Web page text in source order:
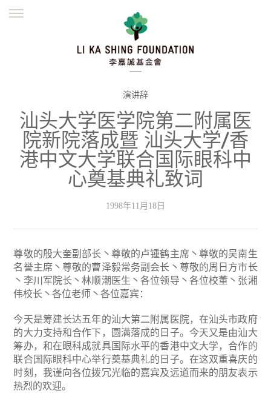
並肩同行
繁體
演讲辞
汕头大学医学院第二附属医
院新院落成暨 汕头大学/香
港中文大学联合国际眼科中
心奠基典礼致词
1998年11月18日
尊敬的殷大奎副部长丶尊敬的卢锺鹤主席丶尊敬的吴南生
名誉主席丶尊敬的曹泽毅常务副会长丶尊敬的周日方市长
丶李川军院长丶林顺潮医生丶各位领导丶各位校董丶张湘
伟校长丶各位老师丶各位嘉宾：
今天是筹建长达五年的汕大第二附属医院，在汕头市政府
的大力支持和合作下，圆满落成的日子。今天又是由汕大
筹办，和在眼科成就具国际水平的香港中文大学，合作的
联合国际眼科中心举行奠基典礼的日子。在这双重喜庆的
时刻，我谨向各位拨冗光临的嘉宾及远道而来的朋友表示
热烈的欢迎。